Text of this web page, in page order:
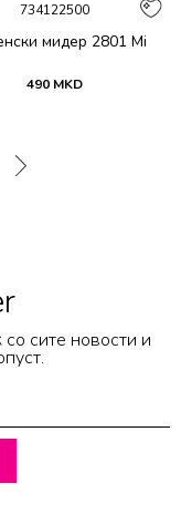
734122500
мидер 2801 Mi
490 MKD
со сите новости и